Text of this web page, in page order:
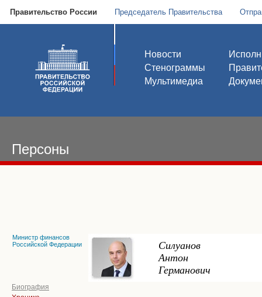
Правительство России Председатель Правительства
Новости
Стенограммы
Мультимедиа
Персоны
Министр финансов
Российской Федерации
Силуанов
Антон
Германович
Биография